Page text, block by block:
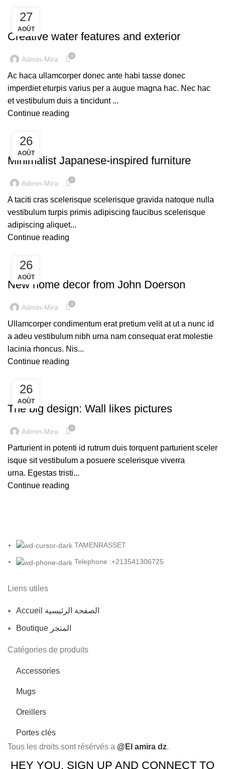
27
AOÛT
DECORATION
Creative water features and exterior
Admin-Mira 0
Ac haca ullamcorper donec ante habi tasse donec
imperdiet eturpis varius per a augue magna hac. Nec hac
et vestibulum duis a tincidunt ...
Continue reading
26
AOÛT
INSPIRATION
Minimalist Japanese-inspired furniture
Admin-Mira 0
A taciti cras scelerisque scelerisque gravida natoque nulla
vestibulum turpis primis adipiscing faucibus scelerisque
adipiscing aliquet...
Continue reading
26
AOÛT
DECORATION
New home decor from John Doerson
Admin-Mira 0
Ullamcorper condimentum erat pretium velit at ut a nunc id
a adeu vestibulum nibh urna nam consequat erat molestie
lacinia rhoncus. Nis...
Continue reading
26
AOÛT
DESIGN TRENDS
The big design: Wall likes pictures
Admin-Mira 0
Parturient in potenti id rutrum duis torquent parturient sceler
isque sit vestibulum a posuere scelerisque viverra
urna. Egestas tristi...
Continue reading
TAMENRASSET
Telephone :+213541306725
Liens utiles
Accueil الصفحة الرئيسية
Boutique المتجر
Catégories de produits
Accessories
Mugs
Oreillers
Portes clés
Tous les droits sont résérvés a @El amira dz.
HEY YOU, SIGN UP AND CONNECT TO